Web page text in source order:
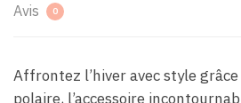
Avis 0
Affrontez l’hiver avec style
polaire, l’accessoire